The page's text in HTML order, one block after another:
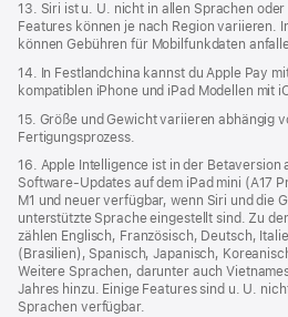
13. Siri ist u. U. nicht in allen Sprachen
Features können je nach Region variieren.
können Gebühren für Mobilfunkdaten
14. In Festlandchina kannst du Apple Pay
kompatiblen iPhone und iPad Modellen mit
15. Größe und Gewicht variieren abhängig
Fertigungsprozess.
16. Apple Intelligence ist in der Betaversion
Software-Updates auf dem iPad mini (A17
M1 und neuer verfügbar, wenn Siri und die
unterstützte Sprache eingestellt sind. Zu
zählen Englisch, Französisch, Deutsch,
(Brasilien), Spanisch, Japanisch,
Weitere Sprachen, darunter auch
Jahres hinzu. Einige Features sind u. U.
Sprachen verfügbar.